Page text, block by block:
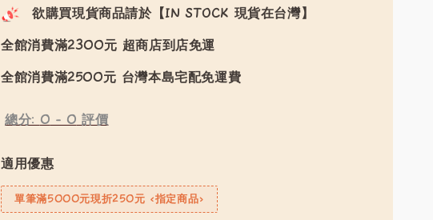
欲購買現貨商品請於【IN STOCK 現貨在台灣】
全館消費滿2300元 超商店到店免運
全館消費滿2500元 台灣本島宅配免運費
總分: 0 - 0 評價
適用優惠
單筆滿5000元現折250元 <指定商品>